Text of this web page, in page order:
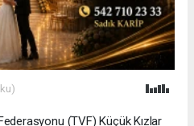
(TVF) Küçük Kızlar